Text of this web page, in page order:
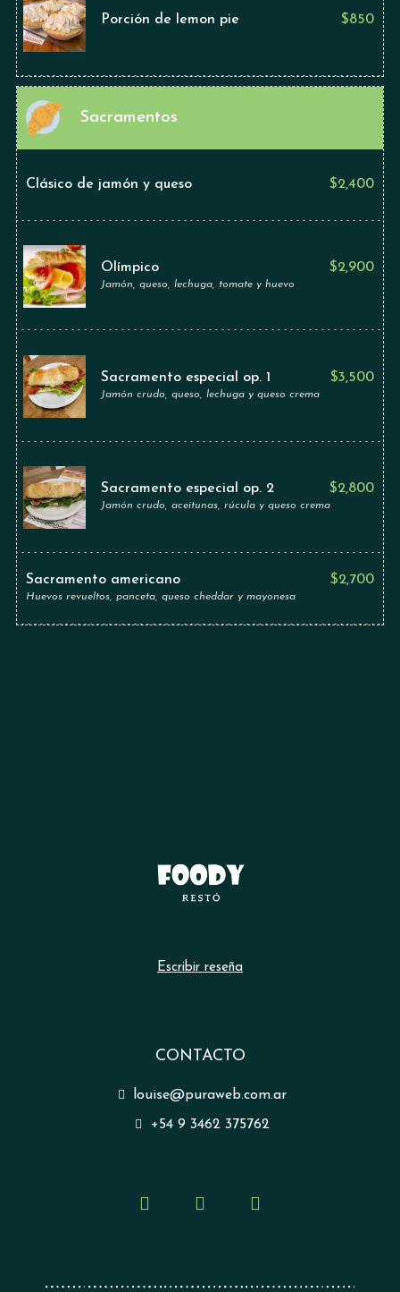
Porción de lemon pie $850
Sacramentos
Clásico de jamón y queso $2,400
Olímpico $2,900
Jamón, queso, lechuga, tomate y huevo
Sacramento especial op. 1 $3,500
Jamón crudo, queso, lechuga y queso crema
Sacramento especial op. 2 $2,800
Jamón crudo, aceitunas, rúcula y queso crema
Sacramento americano $2,700
Huevos revueltos, panceta, queso cheddar y mayonesa
Escribir reseña
CONTACTO
louise@puraweb.com.ar
+54 9 3462 375762